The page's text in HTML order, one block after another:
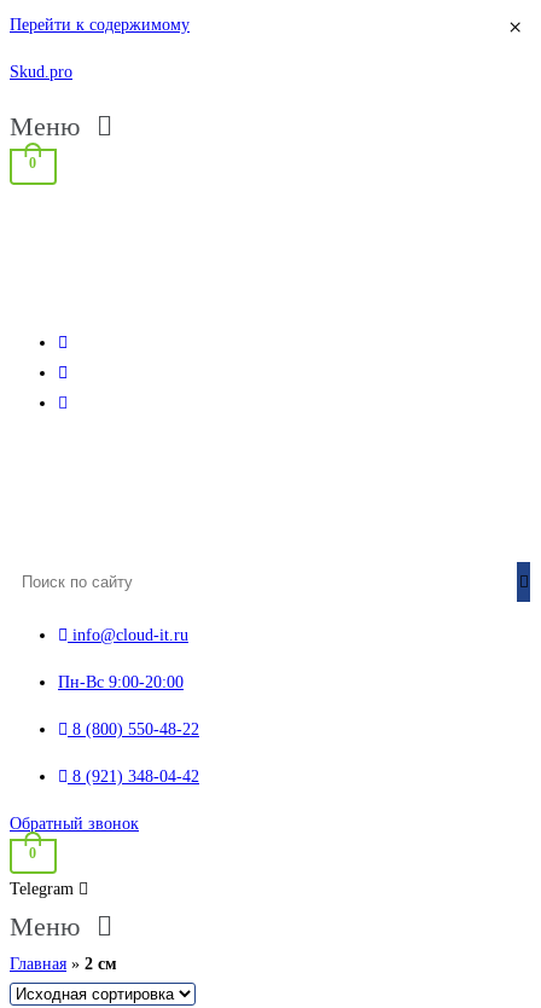
Перейти к содержимому
Skud.pro
Меню
0
info@cloud-it.ru
Пн-Вс 9:00-20:00
8 (800) 550-48-22
8 (921) 348-04-42
Обратный звонок
0
Telegram
Меню
Главная » 2 см
×